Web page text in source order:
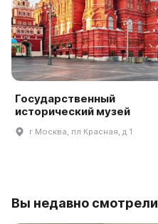
Государственный
исторический музей
г Москва, пл Красная, д 1
Вы недавно смотрели